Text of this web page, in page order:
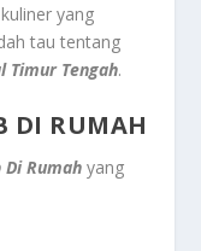
yang
tau tentang
Timur Tengah.
DI RUMAH
Rumah yang